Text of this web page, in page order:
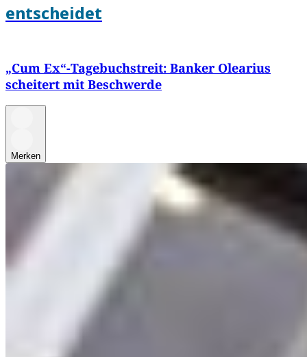
entscheidet
„Cum Ex“-Tagebuchstreit: Banker Olearius
scheitert mit Beschwerde
Merken